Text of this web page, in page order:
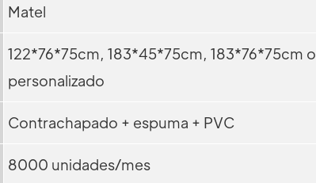
Matel
122*76*75cm, 183*45*75cm, 183*76*75cm o
personalizado
Contrachapado + espuma + PVC
8000 unidades/mes